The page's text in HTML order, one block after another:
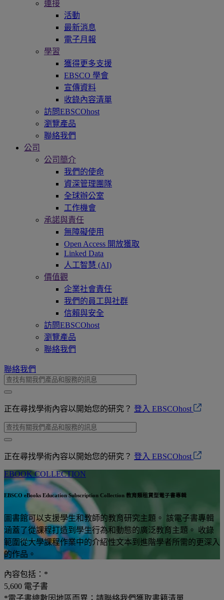
連接
活動
最新消息
電子月報
學習
獲得更多支援
EBSCO 學會
宣傳資料
收錄內容清單
訪問EBSCOhost
瀏覽產品
聯絡我們
公司
公司簡介
我們的使命
資深管理團隊
全球辦公室
工作機會
承諾與責任
無障礙使用
Open Access 開放獲取
Linked Data
人工智慧 (AI)
價值觀
企業社會責任
我們的員工與社群
信賴與安全
訪問EBSCOhost
瀏覽產品
聯絡我們
聯絡我們
正在尋找學術內容以開始您的研究？ 登入 EBSCOhost
正在尋找學術內容以開始您的研究？ 登入 EBSCOhost
EBOOK COLLECTION
EBSCO eBooks Education Subscription Collection 教育類租賃型電子書專輯
圖書館可以支援學生和教師的教育研究主題。 該電子書專輯
涵蓋了從課程打造到學生行為和動態的廣泛教育主題。 收錄
範圍從大學課程作業中的介紹性文本到進階學者所需的更深入
的作品。
內容包括：*
5,600 電子書
*電子書總數因地區而異；請聯絡我們獲取書籍清單